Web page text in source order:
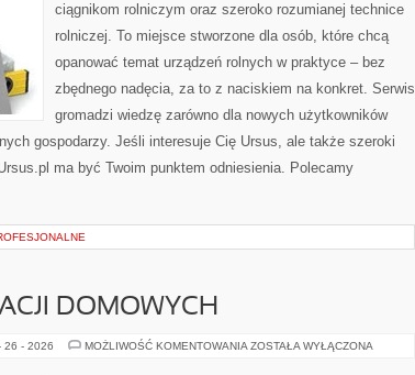
ciągnikom rolniczym oraz szeroko rozumianej technice
rolniczej. To miejsce stworzone dla osób, które chcą
opanować temat urządzeń rolnych w praktyce – bez
zbędnego nadęcia, za to z naciskiem na konkret. Serwis
gromadzi wiedzę zarówno dla nowych użytkowników
gospodarzy. Jeśli interesuje Cię Ursus, ale także szeroki
ma być Twoim punktem odniesienia. Polecamy
DOMOWYCH
26 - 2026 MOŻLIWOŚĆ KOMENTOWANIA SZYCIE
ZOSTAŁA WYŁĄCZONA